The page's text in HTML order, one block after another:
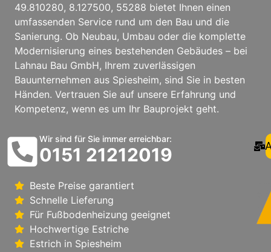
49.810280, 8.127500, 55288 bietet Ihnen einen
umfassenden Service rund um den Bau und die
Sanierung. Ob Neubau, Umbau oder die komplette
Modernisierung eines bestehenden Gebäudes – bei
Lahnau Bau GmbH, Ihrem zuverlässigen
Bauunternehmen aus Spiesheim, sind Sie in besten
Händen. Vertrauen Sie auf unsere Erfahrung und
Kompetenz, wenn es um Ihr Bauprojekt geht.
Wir sind für Sie immer erreichbar:
0151 21212019
Beste Preise garantiert
Schnelle Lieferung
Für Fußbodenheizung geeignet
Hochwertige Estriche
Estrich in Spiesheim